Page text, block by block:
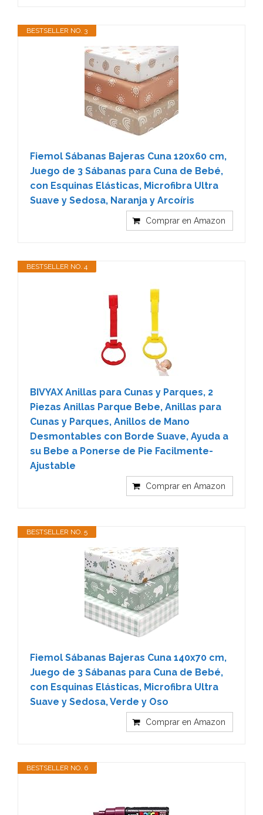
BESTSELLER NO. 3
Fiemol Sábanas Bajeras Cuna 120x60 cm,
Juego de 3 Sábanas para Cuna de Bebé,
con Esquinas Elásticas, Microfibra Ultra
Suave y Sedosa, Naranja y Arcoíris
Comprar en Amazon
BESTSELLER NO. 4
BIVYAX Anillas para Cunas y Parques, 2
Piezas Anillas Parque Bebe, Anillas para
Cunas y Parques, Anillos de Mano
Desmontables con Borde Suave, Ayuda a
su Bebe a Ponerse de Pie Facilmente-
Ajustable
Comprar en Amazon
BESTSELLER NO. 5
Fiemol Sábanas Bajeras Cuna 140x70 cm,
Juego de 3 Sábanas para Cuna de Bebé,
con Esquinas Elásticas, Microfibra Ultra
Suave y Sedosa, Verde y Oso
Comprar en Amazon
BESTSELLER NO. 6